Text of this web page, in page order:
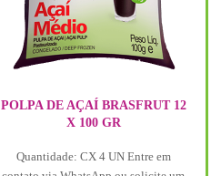
POLPA DE AÇAÍ BRASFRUT 12
X 100 GR
Quantidade: CX 4 UN Entre em